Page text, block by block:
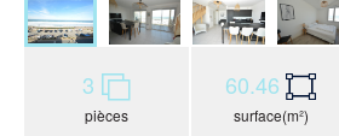
3
pièces
60.46
surface(m²)